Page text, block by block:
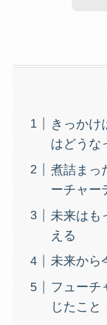
きっかけ
はどうな
煮詰まっ
ーチャー
未来はも
える
未来から
フューチ
じたこと